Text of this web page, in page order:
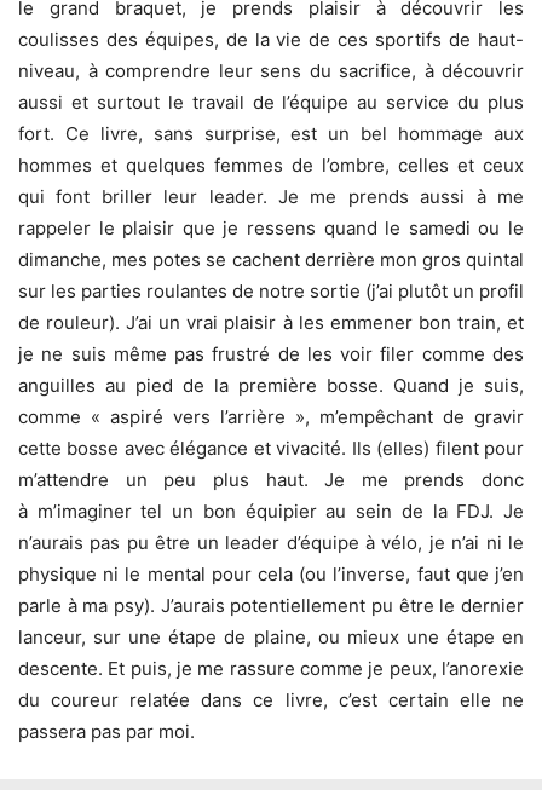
le grand braquet, je prends plaisir à découvrir les
coulisses des équipes, de la vie de ces sportifs de haut-
niveau, à comprendre leur sens du sacrifice, à découvrir
aussi et surtout le travail de l’équipe au service du plus
fort. Ce livre, sans surprise, est un bel hommage aux
hommes et quelques femmes de l’ombre, celles et ceux
qui font briller leur leader. Je me prends aussi à me
rappeler le plaisir que je ressens quand le samedi ou le
dimanche, mes potes se cachent derrière mon gros quintal
sur les parties roulantes de notre sortie (j’ai plutôt un profil
de rouleur). J’ai un vrai plaisir à les emmener bon train, et
je ne suis même pas frustré de les voir filer comme des
anguilles au pied de la première bosse. Quand je suis,
comme « aspiré vers l’arrière », m’empêchant de gravir
cette bosse avec élégance et vivacité. Ils (elles) filent pour
m’attendre un peu plus haut. Je me prends donc
à m’imaginer tel un bon équipier au sein de la FDJ. Je
n’aurais pas pu être un leader d’équipe à vélo, je n’ai ni le
physique ni le mental pour cela (ou l’inverse, faut que j’en
parle à ma psy). J’aurais potentiellement pu être le dernier
lanceur, sur une étape de plaine, ou mieux une étape en
descente. Et puis, je me rassure comme je peux, l’anorexie
du coureur relatée dans ce livre, c’est certain elle ne
passera pas par moi.